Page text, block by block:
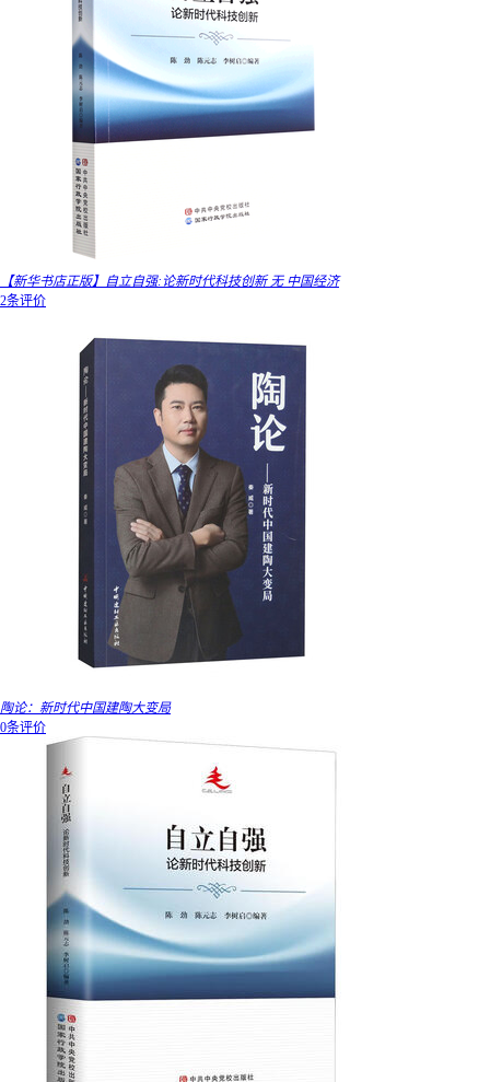
【新华书店正版】自立自强:论新时代科技创新 无 中国经济
2条评价
陶论：新时代中国建陶大变局
0条评价